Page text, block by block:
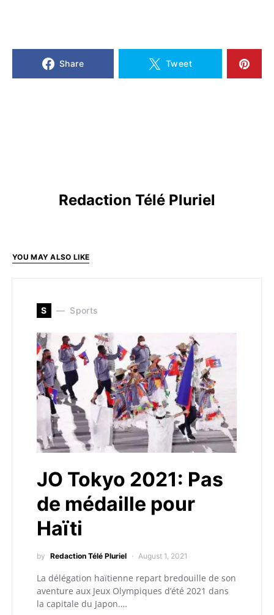
Share Tweet
Redaction Télé Pluriel
YOU MAY ALSO LIKE
S Sports
JO Tokyo 2021: Pas
de médaille pour
Haïti
by Redaction Télé Pluriel August 1, 2021
La délégation haïtienne repart bredouille de son
aventure aux Jeux Olympiques d’été 2021 dans
la capitale du Japon.…